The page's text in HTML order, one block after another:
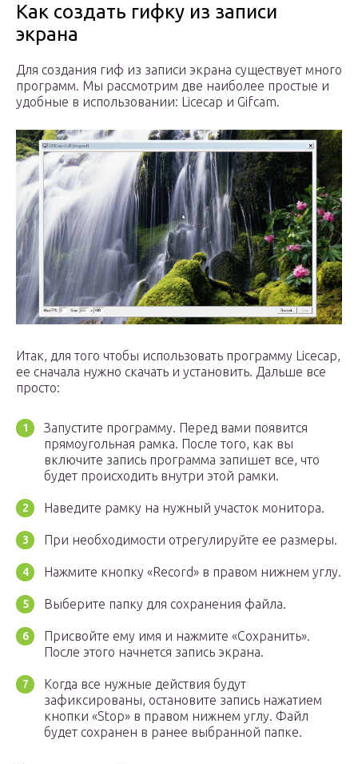
Как создать гифку из записи
экрана
Для создания гиф из записи экрана существует много
программ. Мы рассмотрим две наиболее простые и
удобные в использовании: Licecap и Gifcam.
Итак, для того чтобы использовать программу Licecap,
ее сначала нужно скачать и установить. Дальше все
просто:
Запустите программу. Перед вами появится
прямоугольная рамка. После того, как вы
включите запись программа запишет все, что
будет происходить внутри этой рамки.
Наведите рамку на нужный участок монитора.
При необходимости отрегулируйте ее размеры.
Нажмите кнопку «Record» в правом нижнем углу.
Выберите папку для сохранения файла.
Присвойте ему имя и нажмите «Сохранить».
После этого начнется запись экрана.
Когда все нужные действия будут
зафиксированы, остановите запись нажатием
кнопки «Stop» в правом нижнем углу. Файл
будет сохранен в ранее выбранной папке.